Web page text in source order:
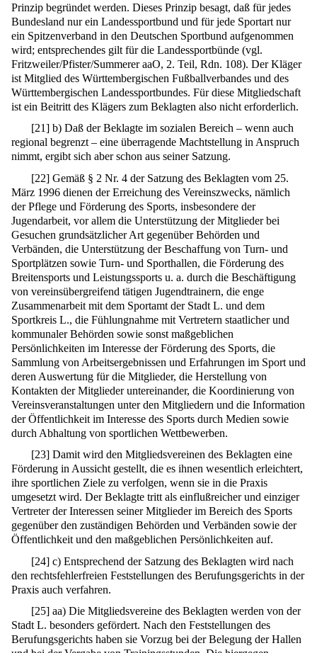
Prinzip begründet werden. Dieses Prinzip besagt, daß für jedes
Bundesland nur ein Landessportbund und für jede Sportart nur
ein Spitzenverband in den Deutschen Sportbund aufgenommen
wird; entsprechendes gilt für die Landessportbünde (vgl.
Fritzweiler/Pfister/Summerer aaO, 2. Teil, Rdn. 108). Der Kläger
ist Mitglied des Württembergischen Fußballverbandes und des
Württembergischen Landessportbundes. Für diese Mitgliedschaft
ist ein Beitritt des Klägers zum Beklagten also nicht erforderlich.
[21] b) Daß der Beklagte im sozialen Bereich – wenn auch
regional begrenzt – eine überragende Machtstellung in Anspruch
nimmt, ergibt sich aber schon aus seiner Satzung.
[22] Gemäß § 2 Nr. 4 der Satzung des Beklagten vom 25.
März 1996 dienen der Erreichung des Vereinszwecks, nämlich
der Pflege und Förderung des Sports, insbesondere der
Jugendarbeit, vor allem die Unterstützung der Mitglieder bei
Gesuchen grundsätzlicher Art gegenüber Behörden und
Verbänden, die Unterstützung der Beschaffung von Turn- und
Sportplätzen sowie Turn- und Sporthallen, die Förderung des
Breitensports und Leistungssports u. a. durch die Beschäftigung
von vereinsübergreifend tätigen Jugendtrainern, die enge
Zusammenarbeit mit dem Sportamt der Stadt L. und dem
Sportkreis L., die Fühlungnahme mit Vertretern staatlicher und
kommunaler Behörden sowie sonst maßgeblichen
Persönlichkeiten im Interesse der Förderung des Sports, die
Sammlung von Arbeitsergebnissen und Erfahrungen im Sport und
deren Auswertung für die Mitglieder, die Herstellung von
Kontakten der Mitglieder untereinander, die Koordinierung von
Vereinsveranstaltungen unter den Mitgliedern und die Information
der Öffentlichkeit im Interesse des Sports durch Medien sowie
durch Abhaltung von sportlichen Wettbewerben.
[23] Damit wird den Mitgliedsvereinen des Beklagten eine
Förderung in Aussicht gestellt, die es ihnen wesentlich erleichtert,
ihre sportlichen Ziele zu verfolgen, wenn sie in die Praxis
umgesetzt wird. Der Beklagte tritt als einflußreicher und einziger
Vertreter der Interessen seiner Mitglieder im Bereich des Sports
gegenüber den zuständigen Behörden und Verbänden sowie der
Öffentlichkeit und den maßgeblichen Persönlichkeiten auf.
[24] c) Entsprechend der Satzung des Beklagten wird nach
den rechtsfehlerfreien Feststellungen des Berufungsgerichts in der
Praxis auch verfahren.
[25] aa) Die Mitgliedsvereine des Beklagten werden von der
Stadt L. besonders gefördert. Nach den Feststellungen des
Berufungsgerichts haben sie Vorzug bei der Belegung der Hallen